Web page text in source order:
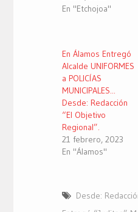
En "Etchojoa"
En Álamos Entregó
Alcalde UNIFORMES
a POLICÍAS
MUNICIPALES...
Desde: Redacción
“El Objetivo
Regional”.
21 febrero, 2023
En "Álamos"
Desde: